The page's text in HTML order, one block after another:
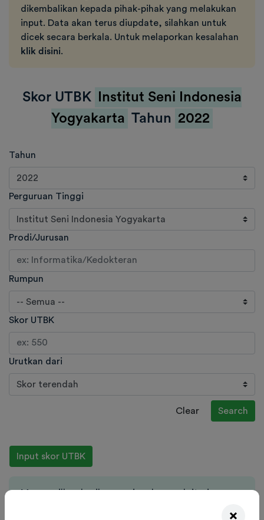
dikembalikan kepada pihak-pihak yang melakukan
input. Data akan terus diupdate, silahkan untuk
dicek secara berkala. Untuk melaporkan kesalahan
klik disini.
Skor UTBK
Institut Seni Indonesia
Yogyakarta Tahun 2022
Tahun
Perguruan Tinggi
Prodi/Jurusan
Rumpun
Skor UTBK
Urutkan dari
Search
Clear
Input skor UTBK
Menampilkan hasil pencarian dengan kriteria:
×